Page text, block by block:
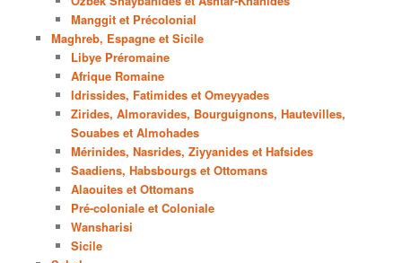
Manggit et Précolonial
Maghreb, Espagne et Sicile
Libye Préromaine
Afrique Romaine
Idrissides, Fatimides et Omeyyades
Zirides, Almoravides, Bourguignons, Hautevilles,
Souabes et Almohades
Mérinides, Nasrides, Ziyyanides et Hafsides
Saadiens, Habsbourgs et Ottomans
Alaouites et Ottomans
Pré-coloniale et Coloniale
Wansharisi
Sicile